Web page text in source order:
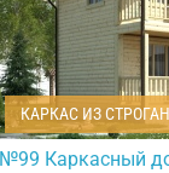
КАРКАС ИЗ
№99 Каркасный